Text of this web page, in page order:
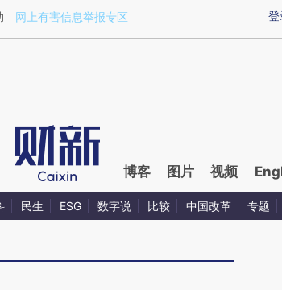
登
网上有害信息举报专区
博客 图片 视频
民生 ESG 数字说 比较 中国改革 专题